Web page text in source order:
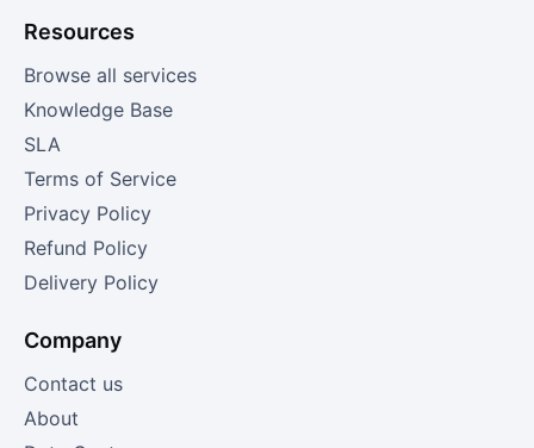
Resources
Browse all services
Knowledge Base
SLA
Terms of Service
Privacy Policy
Refund Policy
Delivery Policy
Company
Contact us
About